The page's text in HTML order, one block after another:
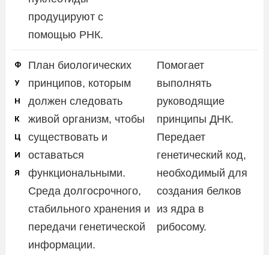
продуцируют с
помощью РНК.
Ф
У
Н
К
Ц
И
Я
План биологических
принципов, которым
должен следовать
живой организм, чтобы
существовать и
оставаться
функциональными.
Среда долгосрочного,
стабильного хранения и
передачи генетической
информации.
Помогает
выполнять
руководящие
принципы ДНК.
Передает
генетический код,
необходимый для
создания белков
из ядра в
рибосому.